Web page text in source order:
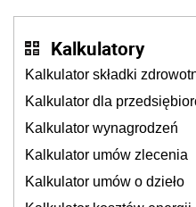
Kalkulatory
Kalkulator składki
Kalkulator dla
Kalkulator wynagrodzeń
Kalkulator umów zlecenia
Kalkulator umów o dzieło